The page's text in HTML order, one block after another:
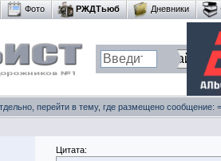
Фото РЖДТьюб Дневники
перейти в тему, где размещено
Цитата: